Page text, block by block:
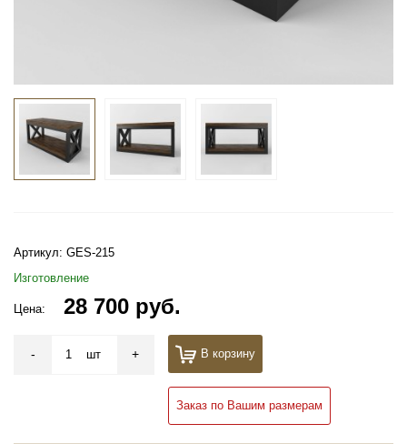
Артикул: GES-215
Изготовление
Цена: 28 700 руб.
- шт + В корзину
Заказ по Вашим размерам